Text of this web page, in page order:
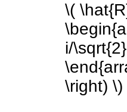
\(
i/
\right) \)